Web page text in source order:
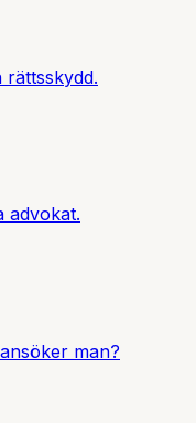
rättsskydd.
advokat.
man?